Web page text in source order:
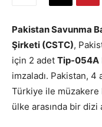
Pakistan Savunma
Şirketi (CSTC),
için 2 adet Tip-054A
imzaladı. Pakistan,
Türkiye ile müzakere
ülke arasında bir dizi